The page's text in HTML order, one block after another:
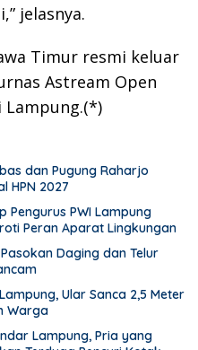
jelasnya.
Timur resmi keluar
Astream Open
Lampung.(*)
dan Pugung Raharjo
HPN 2027
Pengurus PWI Lampung
Peran Aparat Lingkungan
Daging dan Telur
Ular Sanca 2,5 Meter
Warga
Lampung, Pria yang